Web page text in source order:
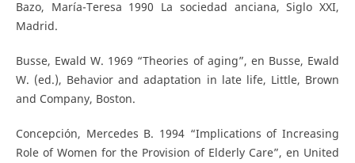
Bazo, María-Teresa 1990 La sociedad anciana, Siglo XXI,
Madrid.
Busse, Ewald W. 1969 “Theories of aging”, en Busse, Ewald
W. (ed.), Behavior and adaptation in late life, Little, Brown
and Company, Boston.
Concepción, Mercedes B. 1994 “Implications of Increasing
Role of Women for the Provision of Elderly Care”, en United